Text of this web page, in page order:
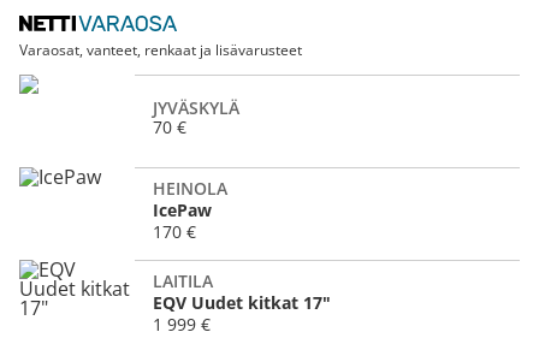
Varaosat, vanteet, renkaat ja lisävarusteet
JYVÄSKYLÄ
70 €
HEINOLA
IcePaw
170 €
LAITILA
EQV Uudet kitkat 17"
1 999 €